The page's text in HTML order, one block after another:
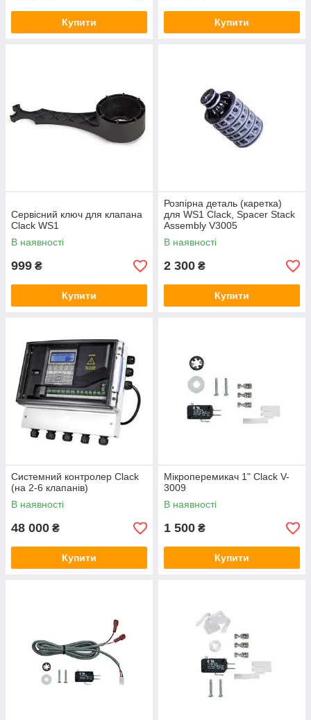
Купити Купити
Сервісний ключ для клапана
Clack WS1
В наявності
999 ₴
Купити
Розпірна деталь (каретка)
для WS1 Clack, Spacer Stack
Assembly V3005
В наявності
2 300 ₴
Купити
Системний контролер Clack
(на 2-6 клапанів)
В наявності
48 000 ₴
Купити
Мікроперемикач 1" Clack V-
3009
В наявності
1 500 ₴
Купити